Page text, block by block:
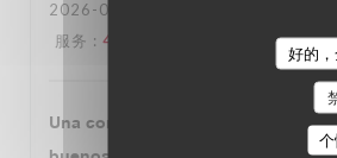
好的
2026-08-05
服务 : 4 /5 质价
Una comida excelente en un sitio